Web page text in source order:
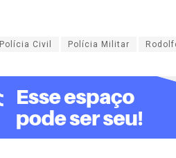
Polícia Civil Polícia Militar